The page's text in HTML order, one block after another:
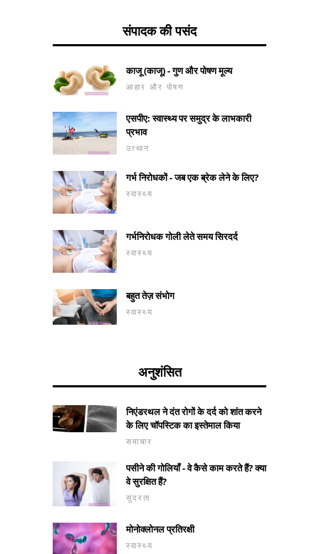
संपादक की पसंद
काजू (काजू) - गुण और पोषण मूल्य
आहार और पोषण
एसपीए: स्वास्थ्य पर समुद्र के लाभकारी
प्रभाव
उत्थान
गर्भ निरोधकों - जब एक ब्रेक लेने के लिए?
स्वास्थ्य
गर्भनिरोधक गोली लेते समय सिरदर्द
स्वास्थ्य
बहुत तेज़ संभोग
स्वास्थ्य
अनुशंसित
निएंडरथल ने दंत रोगों के दर्द को शांत करने
के लिए चॉपस्टिक का इस्तेमाल किया
समाचार
पसीने की गोलियाँ - वे कैसे काम करते हैं? क्या
वे सुरक्षित हैं?
सुंदरता
मोनोक्लोनल प्रतिरक्षी
स्वास्थ्य